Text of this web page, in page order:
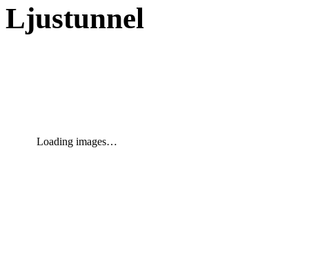
Ljustunnel
Loading images…